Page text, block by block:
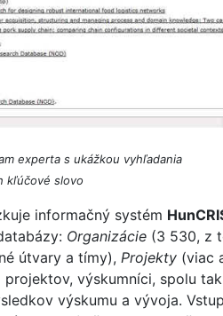
experta s ukážkou vyhľadania
kľúčové slovo
informačný systém
Organizácie (3 530, z
útvary a tímy), Projekty (viac
projektov, výskumníci, spolu
výskumu a vývoja.